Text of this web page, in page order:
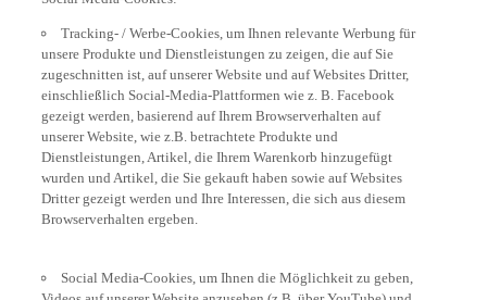
Tracking- / Werbe-Cookies, um Ihnen relevante Werbung für
unsere Produkte und Dienstleistungen zu zeigen, die auf Sie
zugeschnitten ist, auf unserer Website und auf Websites Dritter,
einschließlich Social-Media-Plattformen wie z. B. Facebook
gezeigt werden, basierend auf Ihrem Browserverhalten auf
unserer Website, wie z.B. betrachtete Produkte und
Dienstleistungen, Artikel, die Ihrem Warenkorb hinzugefügt
wurden und Artikel, die Sie gekauft haben sowie auf Websites
Dritter gezeigt werden und Ihre Interessen, die sich aus diesem
Browserverhalten ergeben.
Social Media-Cookies, um Ihnen die Möglichkeit zu geben,
Videos auf unserer Website anzusehen (z.B. über YouTube) und